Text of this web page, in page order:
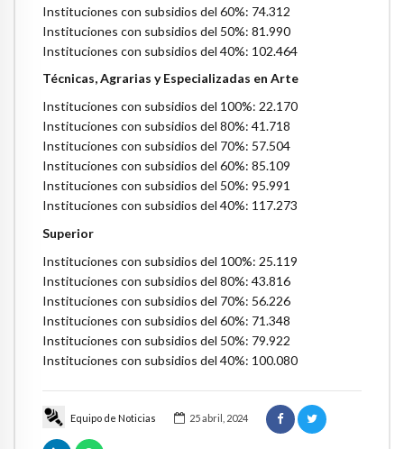
Equipo de Noticias 25 abril, 2024
Instituciones con subsidios del 60%: 74.312
Instituciones con subsidios del 50%: 81.990
Instituciones con subsidios del 40%: 102.464
Técnicas, Agrarias y Especializadas en Arte
Instituciones con subsidios del 100%: 22.170
Instituciones con subsidios del 80%: 41.718
Instituciones con subsidios del 70%: 57.504
Instituciones con subsidios del 60%: 85.109
Instituciones con subsidios del 50%: 95.991
Instituciones con subsidios del 40%: 117.273
Superior
Instituciones con subsidios del 100%: 25.119
Instituciones con subsidios del 80%: 43.816
Instituciones con subsidios del 70%: 56.226
Instituciones con subsidios del 60%: 71.348
Instituciones con subsidios del 50%: 79.922
Instituciones con subsidios del 40%: 100.080